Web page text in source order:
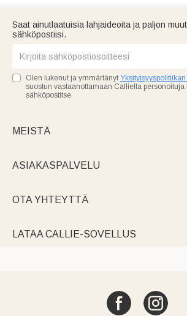
Saat ainutlaatuisia lahjaideoita ja paljon
sähköpostiisi.
Olen lukenut ja ymmärtänyt
suostun vastaanottamaan Callielta
sähköpostitse.
MEISTÄ
ASIAKASPALVELU
OTA YHTEYTTÄ
LATAA CALLIE-SOVELLUS